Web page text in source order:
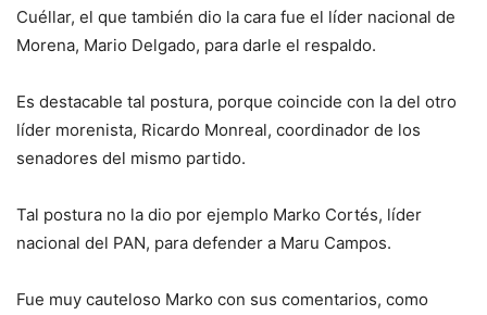
Cuéllar, el que también dio la cara fue el líder nacional de
Morena, Mario Delgado, para darle el respaldo.
Es destacable tal postura, porque coincide con la del otro
líder morenista, Ricardo Monreal, coordinador de los
senadores del mismo partido.
Tal postura no la dio por ejemplo Marko Cortés, líder
nacional del PAN, para defender a Maru Campos.
Fue muy cauteloso Marko con sus comentarios, como